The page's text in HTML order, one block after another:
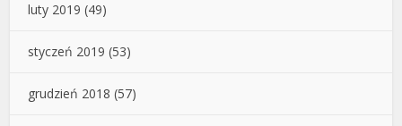
luty 2019 (49)
styczeń 2019 (53)
grudzień 2018 (57)